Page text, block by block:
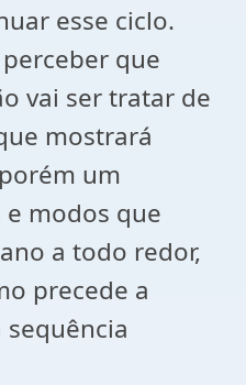
esse ciclo.
que
vai ser tratar de
mostrará
um
modos que
a todo redor,
precede a